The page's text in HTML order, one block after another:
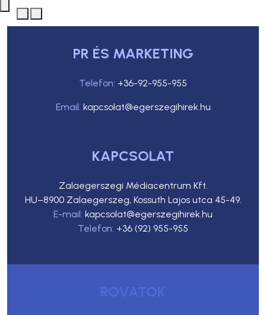
PR ÉS MARKETING
Telefon: +36-92-955-955
Email: kapcsolat@egerszegihirek.hu
KAPCSOLAT
Zalaegerszegi Médiacentrum Kft.
HU–8900 Zalaegerszeg, Kossuth Lajos utca 45-49.
E-mail: kapcsolat@egerszegihirek.hu
Telefon: +36 (92) 955-955
ROVATOK